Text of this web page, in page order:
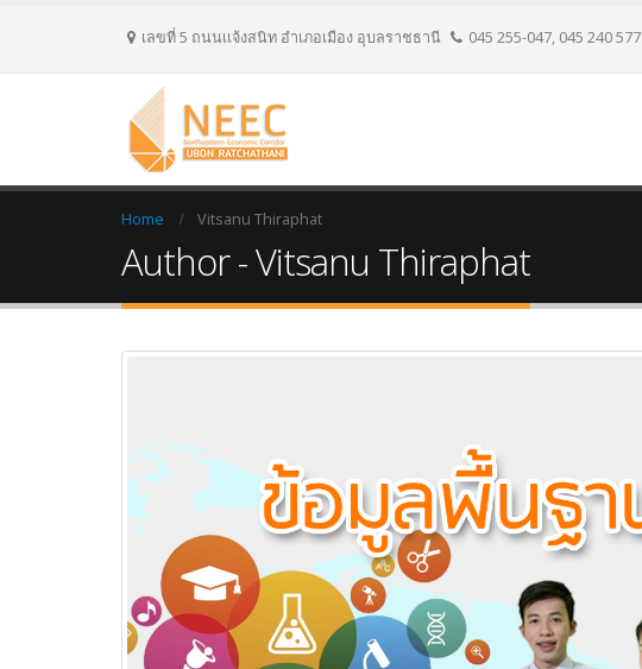
เลขที่ 5 ถนนเเจ้งสนิท อำเภอเมือง อุบลราชธานี 045 255-047, 045 240 577
Home Vitsanu Thiraphat
Author - Vitsanu Thiraphat